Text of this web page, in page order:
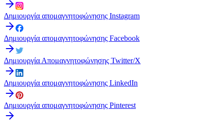
Δημιουργία απομαγνητοφώνησης Instagram
Δημιουργία απομαγνητοφώνησης Facebook
Δημιουργία Απομαγνητοφώνησης Twitter/X
Δημιουργία απομαγνητοφώνησης LinkedIn
Δημιουργία απομαγνητοφώνησης Pinterest